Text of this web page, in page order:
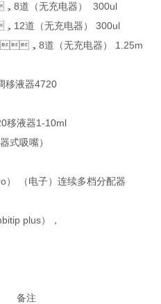
8道（无充电器） 300ul
12道（无充电器） 300ul
，8道（无充电器） 1.25m
移液器4720
移液器1-10ml
式吸嘴）
） （电子）连续多档分配器
plus），
注